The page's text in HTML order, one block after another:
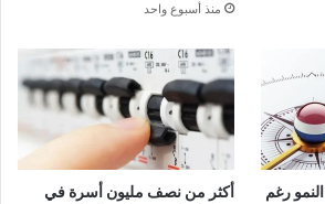
منذ أسبوع واحد
رغم
أكثر من نصف مليون أسرة في